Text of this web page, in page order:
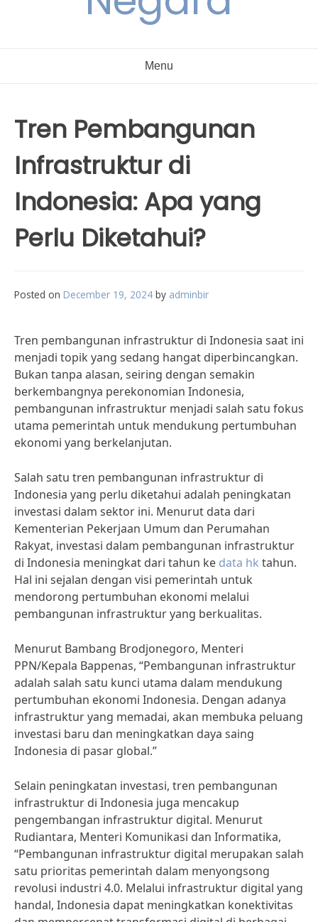
Menu
Tren Pembangunan
Infrastruktur di
Indonesia: Apa yang
Perlu Diketahui?
Posted on December 19, 2024 by adminbir
Tren pembangunan infrastruktur di Indonesia saat ini
menjadi topik yang sedang hangat diperbincangkan.
Bukan tanpa alasan, seiring dengan semakin
berkembangnya perekonomian Indonesia,
pembangunan infrastruktur menjadi salah satu fokus
utama pemerintah untuk mendukung pertumbuhan
ekonomi yang berkelanjutan.
Salah satu tren pembangunan infrastruktur di
Indonesia yang perlu diketahui adalah peningkatan
investasi dalam sektor ini. Menurut data dari
Kementerian Pekerjaan Umum dan Perumahan
Rakyat, investasi dalam pembangunan infrastruktur
di Indonesia meningkat dari tahun ke data hk tahun.
Hal ini sejalan dengan visi pemerintah untuk
mendorong pertumbuhan ekonomi melalui
pembangunan infrastruktur yang berkualitas.
Menurut Bambang Brodjonegoro, Menteri
PPN/Kepala Bappenas, “Pembangunan infrastruktur
adalah salah satu kunci utama dalam mendukung
pertumbuhan ekonomi Indonesia. Dengan adanya
infrastruktur yang memadai, akan membuka peluang
investasi baru dan meningkatkan daya saing
Indonesia di pasar global.”
Selain peningkatan investasi, tren pembangunan
infrastruktur di Indonesia juga mencakup
pengembangan infrastruktur digital. Menurut
Rudiantara, Menteri Komunikasi dan Informatika,
“Pembangunan infrastruktur digital merupakan salah
satu prioritas pemerintah dalam menyongsong
revolusi industri 4.0. Melalui infrastruktur digital yang
handal, Indonesia dapat meningkatkan konektivitas